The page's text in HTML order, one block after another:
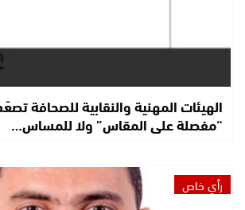
الهيئات المهنية والنقابية للصحافة
“مفصلة على المقاس” ولا للمساس…
رأي خاص